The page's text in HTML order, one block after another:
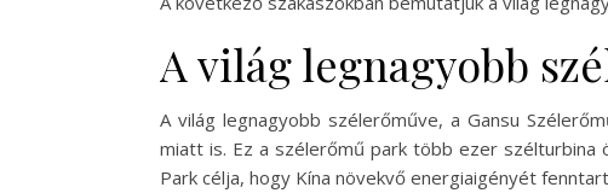
A világ legnagyobb
A világ legnagyobb szélerőműve, a Gansu
miatt is. Ez a szélerőmű park több ezer szélturbina
Park célja, hogy Kína növekvő energiaigényét